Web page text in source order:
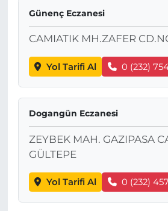
Günenç Eczanesi
CAMIATIK MH.ZAFER
Yol Tarifi Al 0 (232)
Dogangün Eczanesi
ZEYBEK MAH. GAZIPASA
GÜLTEPE
Yol Tarifi Al 0 (232)